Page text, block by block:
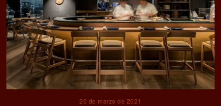
20 de marzo de 2021